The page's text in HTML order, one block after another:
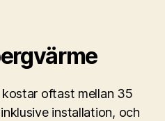
oftast mellan 35
installation, och